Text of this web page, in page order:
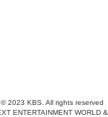
2023 KBS. All rights reserved
ENTERTAINMENT WORLD &